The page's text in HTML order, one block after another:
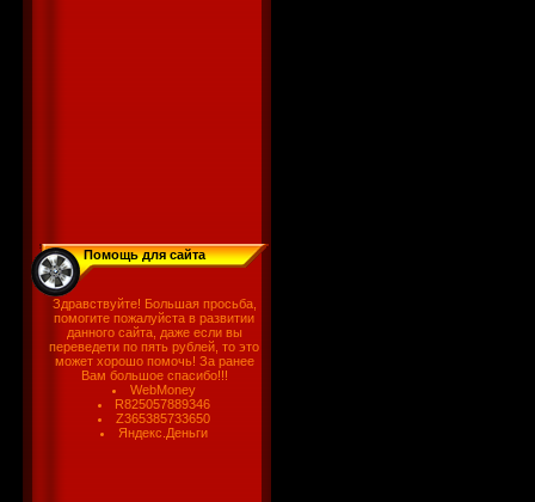
Помощь для сайта
Здравствуйте! Большая просьба,
помогите пожалуйста в развитии
данного сайта, даже если вы
переведети по пять рублей, то это
может хорошо помочь! За ранее
Вам большое спасибо!!!
WebMoney
R825057889346
Z365385733650
Яндекс.Деньги